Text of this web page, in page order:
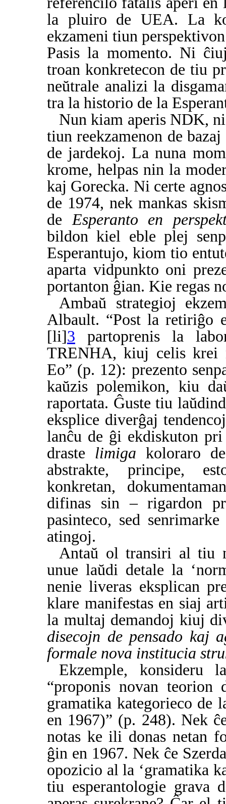
la pluiro de UEA. La
ekzameni tiun
Pasis la momento. Ni
troan konkretecon de tiu
neŭtrale analizi la
tra la historio de la
Nun kiam aperis NDK,
tiun reekzamenon de
de jardekoj. La nuna
krome, helpas nin la
kaj Gorecka. Ni certe
de 1974, nek mankas
deEsperanto en
bildon kiel eble plej
Esperantujo, kiom tio
aparta vidpunkto oni
portanton ĝian. Kie regas
Ambaŭ strategioj
Albault. “Post la retiriĝo
[li]3 partoprenis la
TRENHA, kiuj celis krei
Eo” (p. 12): prezento
kaŭzis polemikon, kiu
raportata. Ĝuste tiu
eksplice diverĝaj
lanĉu de ĝi ekdiskuton
draste limiga koloraro
abstrakte, principe,
konkretan,
difinas sin – rigardon
pasinteco, sed
atingoj.
Antaŭ ol transiri al tiu
unue laŭdi detale la
nenie liveras eksplican
klare manifestas en siaj
la multaj demandoj kiuj
disecojn de pensado kaj
formale nova institucia
Ekzemple, konsideru
“proponis novan
gramatika kategorieco de
en 1967)” (p. 248). Nek
notas ke ili donas netan
ĝin en 1967. Nek ĉe
opozicio al la ‘gramatika
tiu esperantologie